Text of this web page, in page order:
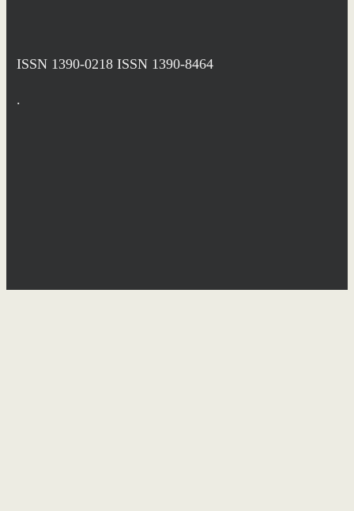
ISSN 1390-0218 ISSN 1390-8464
.